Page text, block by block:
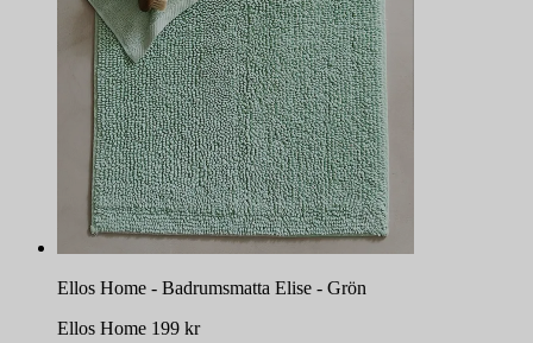
Ellos Home - Badrumsmatta Elise - Grön
Ellos Home 199 kr